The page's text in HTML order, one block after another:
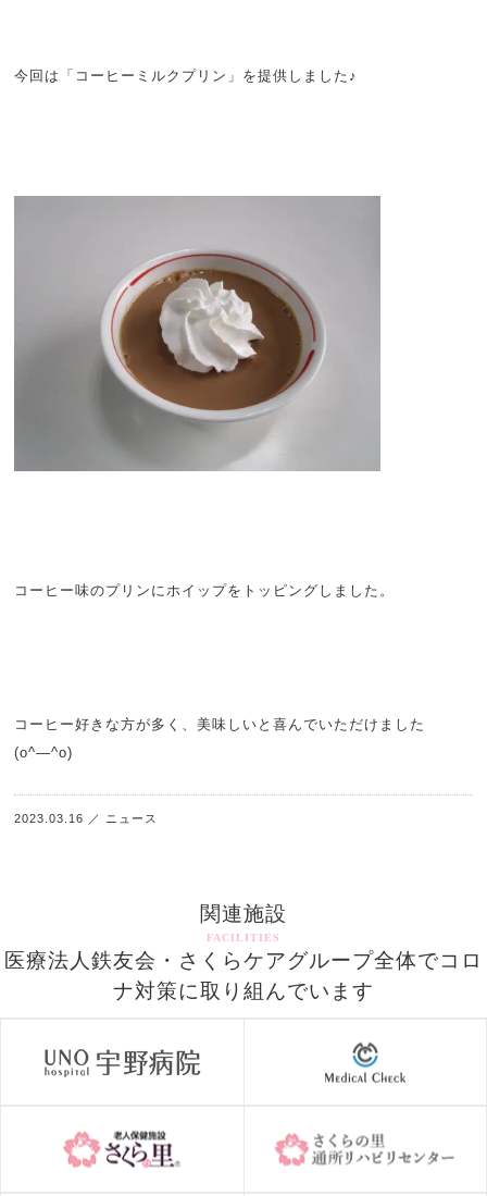
今回は「コーヒーミルクプリン」を提供しました♪
コーヒー味のプリンにホイップをトッピングしました。
コーヒー好きな方が多く、美味しいと喜んでいただけました
(o^―^o)
2023.03.16 ／ ニュース
関連施設
FACILITIES
医療法人鉄友会・さくらケアグループ全体でコロ
ナ対策に取り組んでいます